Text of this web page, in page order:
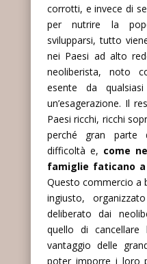
corrotti, e invece di
per nutrire la
svilupparsi, tutto
nei Paesi ad alto
neoliberista, noto
esente da
un’esagerazione. Il
Paesi ricchi, ricchi
perché gran parte
difficoltà e, come
famiglie faticano
Questo commercio a
ingiusto,
deliberato dai
quello di
vantaggio delle
poter imporre i loro